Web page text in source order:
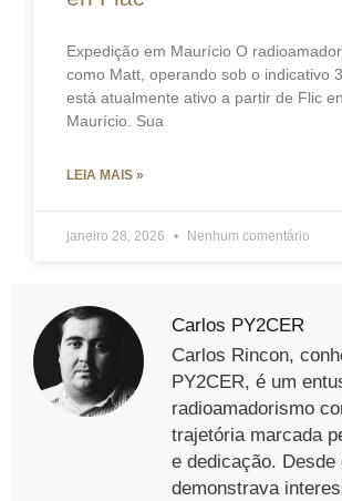
Expedição em Maurício O
como Matt, operando sob o indicativo
está atualmente ativo a partir de Flic
Maurício. Sua
LEIA MAIS »
janeiro 28, 2026 Nenhum comentário
Carlos PY2CER
Carlos Rincon,
PY2CER, é um
radioamadorismo
trajetória marcada
e dedicação.
demonstrava